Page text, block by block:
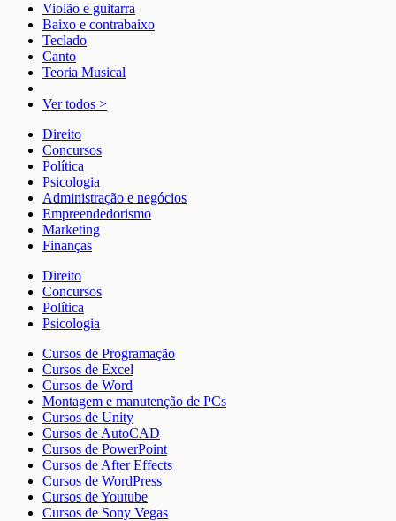
Violão e guitarra
Baixo e contrabaixo
Teclado
Canto
Teoria Musical
Ver todos >
Direito
Concursos
Política
Psicologia
Administração e negócios
Empreendedorismo
Marketing
Finanças
Direito
Concursos
Política
Psicologia
Cursos de Programação
Cursos de Excel
Cursos de Word
Montagem e manutenção de PCs
Cursos de Unity
Cursos de AutoCAD
Cursos de PowerPoint
Cursos de After Effects
Cursos de WordPress
Cursos de Youtube
Cursos de Sony Vegas